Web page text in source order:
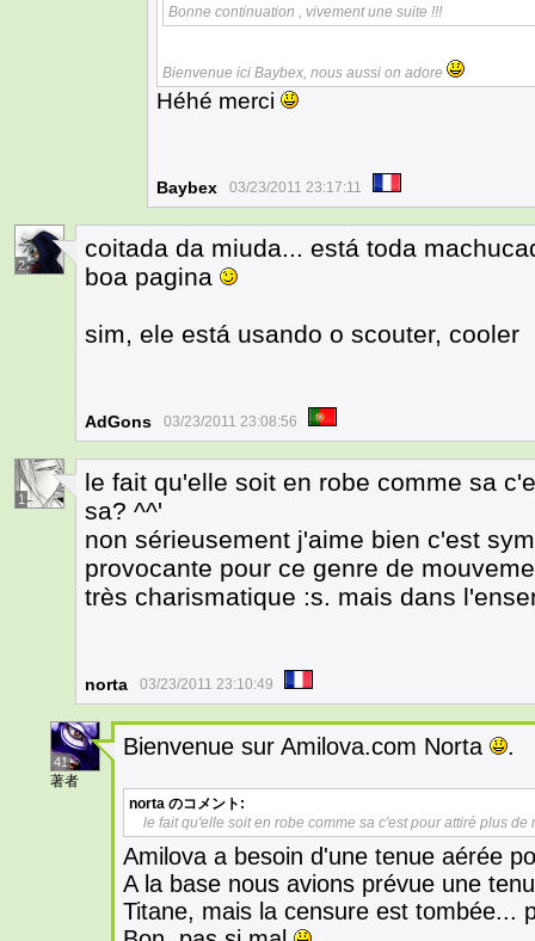
Bonne continuation , vivement une suite !!!
Bienvenue ici Baybex, nous aussi on adore
Héhé merci
Baybex 03/23/2011 23:17:11
2
coitada da miuda... está toda
boa pagina
sim, ele está usando o scouter, cooler
AdGons 03/23/2011 23:08:56
1
le fait qu'elle soit en robe comme sa
sa? ^^'
non sérieusement j'aime bien c'est
provocante pour ce genre de
très charismatique :s. mais dans
norta 03/23/2011 23:10:49
41
著者
Bienvenue sur Amilova.com Norta .
norta のコメント:
le fait qu'elle soit en robe comme sa c'est pour attiré plus de
Amilova a besoin d'une tenue aérée
A la base nous avions prévue une
Titane, mais la censure est tombée...